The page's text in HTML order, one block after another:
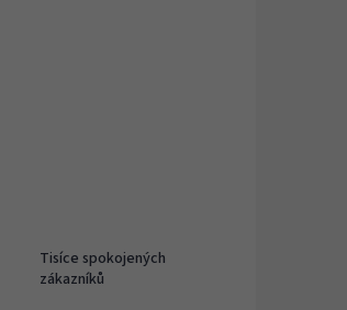
Tisíce spokojených
zákazníků